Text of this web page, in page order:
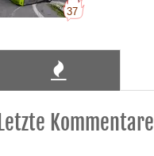
37
Letzte Kommentare